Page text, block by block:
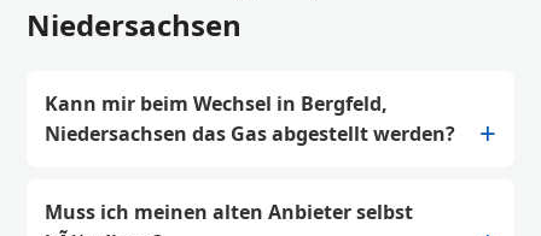
Niedersachsen
Kann mir beim Wechsel in Bergfeld,
Niedersachsen das Gas abgestellt werden?
Muss ich meinen alten Anbieter selbst